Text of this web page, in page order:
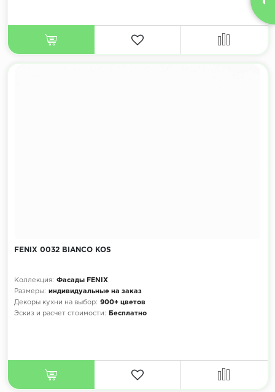
FENIX 0032 BIANCO KOS
Коллекция: Фасады FENIX
Размеры: индивидуальные на заказ
Декоры кухни на выбор: 900+ цветов
Эскиз и расчет стоимости:
Бесплатно